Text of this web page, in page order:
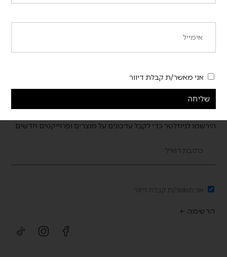
הירשמו לניוזלטר כדי לקבל עדכונים על מוצרים ופרוייקטים חדשים
אני מאשר/ת קבלת דיוור
הרשמה ←
אני מאשר/ת קבלת דיוור
שליחה